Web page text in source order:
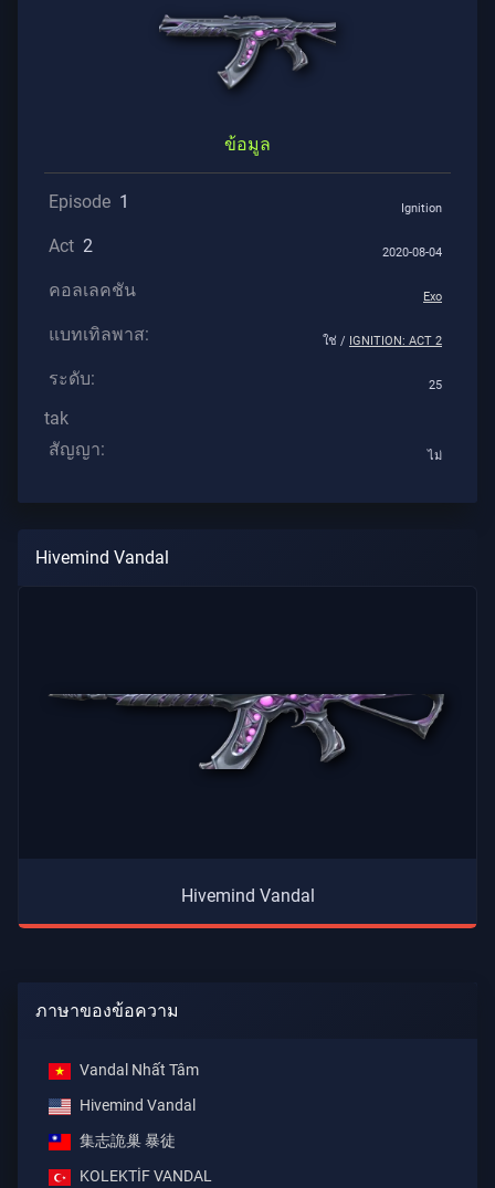
บทความ
แนะนำ
ข้อมูล
Episode 1 Ignition
Act 2 2020-08-04
คอลเลคชัน Exo
แบทเทิลพาส: ใช่ / IGNITION: ACT 2
ระดับ: 25
tak
สัญญา:
ไม่
Hivemind Vandal
Hivemind Vandal
ภาษาของข้อความ
Vandal Nhất Tâm
Hivemind Vandal
集志詭巢 暴徒
KOLEKTİF VANDAL